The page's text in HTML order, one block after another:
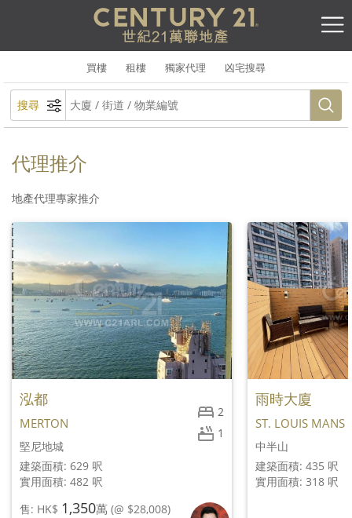
買樓 租樓 獨家代理 凶宅搜尋
搜尋
代理推介
地產代理專家推介
2
1
泓都
MERTON
堅尼地城
建築面積: 629 呎
實用面積: 482 呎
售: HK$ 1,350萬 (@ $28,008)
雨時大廈
ST. LOUIS MANS
中半山
建築面積: 435 呎
實用面積: 318 呎